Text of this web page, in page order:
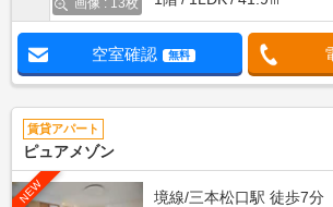
画像 : 13枚
空室確認 無料
賃貸アパート
ピュアメゾン
NEW
境線/三本松口駅 徒歩7分